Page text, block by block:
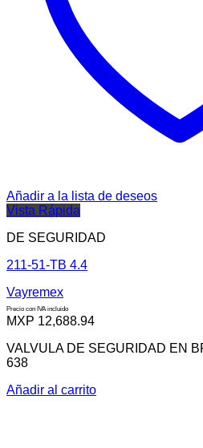
Añadir a la lista de deseos
Vista Rápida
DE SEGURIDAD
211-51-TB 4.4
Vayremex
Precio con IVA incluido
MXP 12,688.94
VALVULA DE SEGURIDAD EN
638
Añadir al carrito